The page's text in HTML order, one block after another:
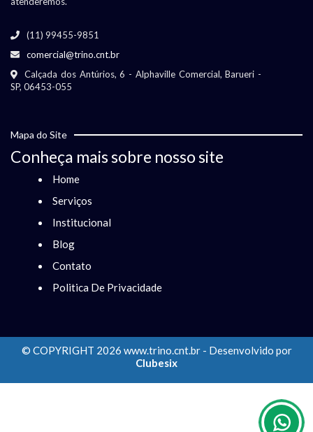
(11) 99455-9851
comercial@trino.cnt.br
Calçada dos Antúrios, 6 - Alphaville Comercial, Barueri -
SP, 06453-055
Mapa do Site
Conheça mais sobre nosso site
Home
Serviços
Institucional
Blog
Contato
Politica De Privacidade
© COPYRIGHT 2026 www.trino.cnt.br - Desenvolvido por
Clubesix